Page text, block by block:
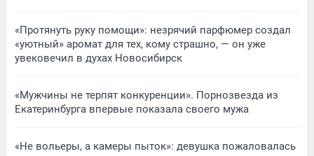
«Протянуть руку помощи»: незрячий парфюмер создал
«уютный» аромат для тех, кому страшно, — он уже
увековечил в духах Новосибирск
«Мужчины не терпят конкуренции». Порнозвезда из
Екатеринбурга впервые показала своего мужа
«Не вольеры, а камеры пыток»: девушка пожаловалась